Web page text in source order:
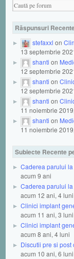
Răspunsuri
stefaxxl on
13 septembrie
shanti on
12 septembrie
shanti on
12 septembrie
shanti on
11 noiembrie
shanti on
11 noiembrie
Subiecte Recente
Caderea parului
acum 9 ani
Caderea parului
acum 12 ani, 4 luni
Clinici implant
acum 11 ani, 3 luni
Clinici implant
acum 8 ani, 4 luni
Discutii pre si post
acum 10 ani, 6 luni